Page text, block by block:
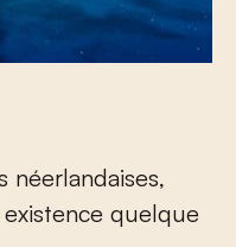
néerlandaises,
quelque